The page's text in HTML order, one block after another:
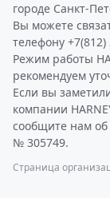
городе Санкт-
Вы можете
телефону +7(812)
Режим работы
рекомендуем
Если вы
компании
сообщите нам
№ 305749.
Страница